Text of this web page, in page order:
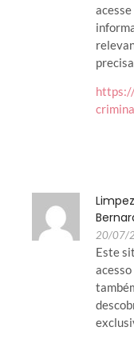
acesse
20/07/
Este